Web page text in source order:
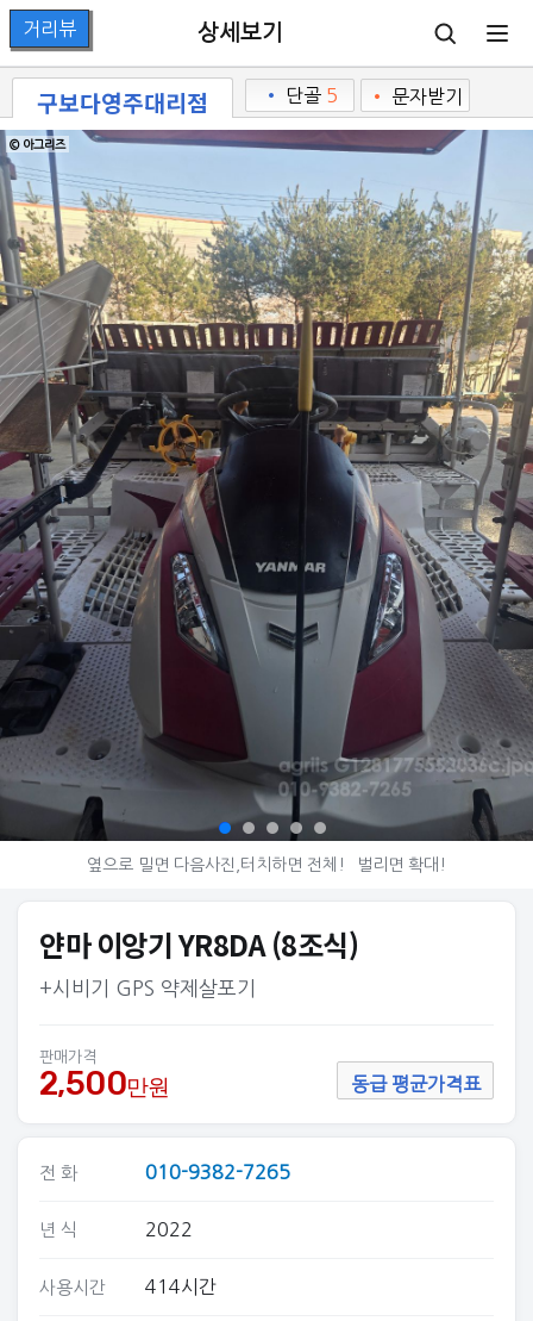
상세보기
구보다영주대리점 • 단골 5 • 문자받기
© 아그리즈
옆으로 밀면 다음사진,터치하면 전체! 벌리면 확대!
얀마 이앙기 YR8DA (8조식)
+시비기 GPS 약제살포기
판매가격
2,500만원 동급 평균가격표
전 화 010-9382-7265
년 식 2022
사용시간 414시간